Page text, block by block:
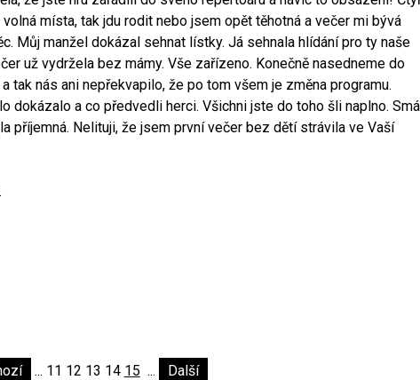
místa, tak jdu rodit nebo jsem opět těhotná a večer mi bývá
Můj manžel dokázal sehnat lístky. Já sehnala hlídání pro ty naše
už vydržela bez mámy. Vše zařízeno. Konečně nasedneme do
tak nás ani nepřekvapilo, že po tom všem je změna programu.
dokázalo a co předvedli herci. Všichni jste do toho šli naplno.
příjemná. Nelituji, že jsem první večer bez dětí strávila ve Vaší
... 11 12 13 14 15 ... Další